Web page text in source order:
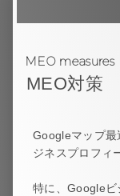
MEO measures
MEO対策
Googleマップ最
ジネスプロフィ
特に、Googleビ